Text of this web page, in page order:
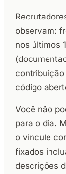
observam:
nos últimos
código
Você não
para o dia.
o vincule
fixados
descrições